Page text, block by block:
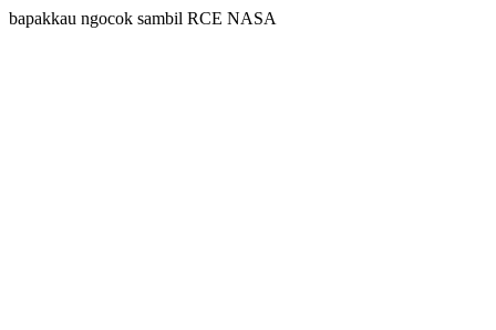
bapakkau ngocok sambil RCE NASA